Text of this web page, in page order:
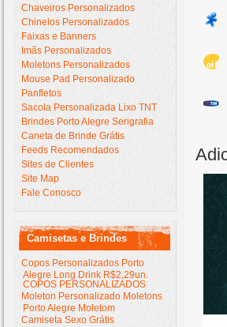
Chaveiros Personalizados
Chinelos Personalizados
Faixas e Banners
Imãs Personalizados
Moletons Personalizados
Mouse Pad Personalizado
Panfletos
Sacola Personalizada Lixo TNT
Brindes Porto Alegre Serigrafia
Caneta de Brinde Grátis
Feeds Recomendados
Sites de Clientes
Site Map
Fale Conosco
Camisetas e Brindes
Copos Personalizados Porto
Alegre Long Drink R$2,29un.
COPOS PERSONALIZADOS
Moleton Personalizado Moletons
Porto Alegre Moletom
Camiseta Sexo Grátis